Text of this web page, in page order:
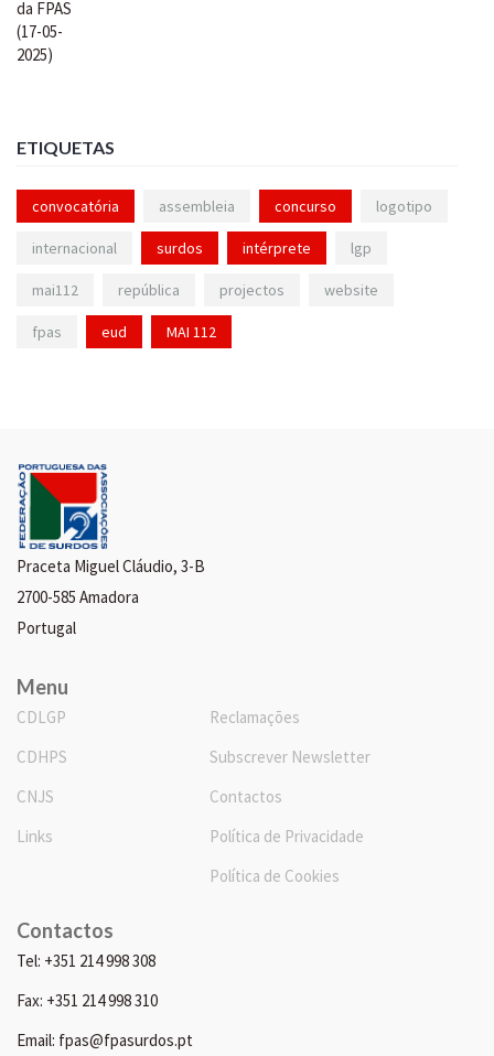
ETIQUETAS
convocatória assembleia concurso logotipo
internacional surdos intérprete lgp
mai112 república projectos website
fpas eud MAI 112
Praceta Miguel Cláudio, 3-B
2700-585 Amadora
Portugal
Menu
CDLGP
CDHPS
CNJS
Links
Reclamações
Subscrever Newsletter
Contactos
Política de Privacidade
Política de Cookies
Contactos
Tel: +351 214 998 308
Fax: +351 214 998 310
Email: fpas@fpasurdos.pt